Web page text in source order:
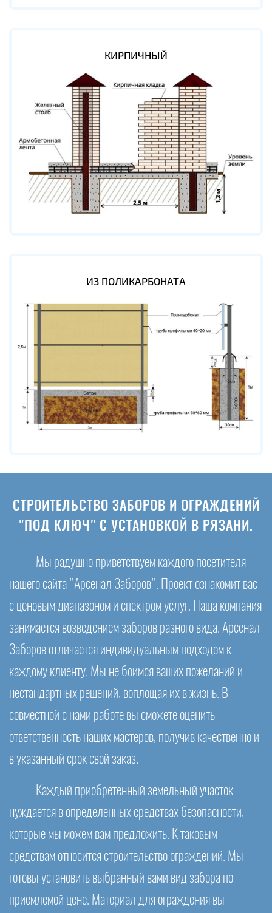
КИРПИЧНЫЙ
ИЗ ПОЛИКАРБОНАТА
СТРОИТЕЛЬСТВО ЗАБОРОВ И ОГРАЖДЕНИЙ
"ПОД КЛЮЧ" С УСТАНОВКОЙ В РЯЗАНИ.
Мы радушно приветствуем каждого посетителя
нашего сайта "Арсенал Заборов". Проект ознакомит вас
с ценовым диапазоном и спектром услуг. Наша компания
занимается возведением заборов разного вида. Арсенал
Заборов отличается индивидуальным подходом к
каждому клиенту. Мы не боимся ваших пожеланий и
нестандартных решений, воплощая их в жизнь. В
совместной с нами работе вы сможете оценить
ответственность наших мастеров, получив качественно и
в указанный срок свой заказ.
Каждый приобретенный земельный участок
нуждается в определенных средствах безопасности,
которые мы можем вам предложить. К таковым
средствам относится строительство ограждений. Мы
готовы установить выбранный вами вид забора по
приемлемой цене. Материал для ограждения вы